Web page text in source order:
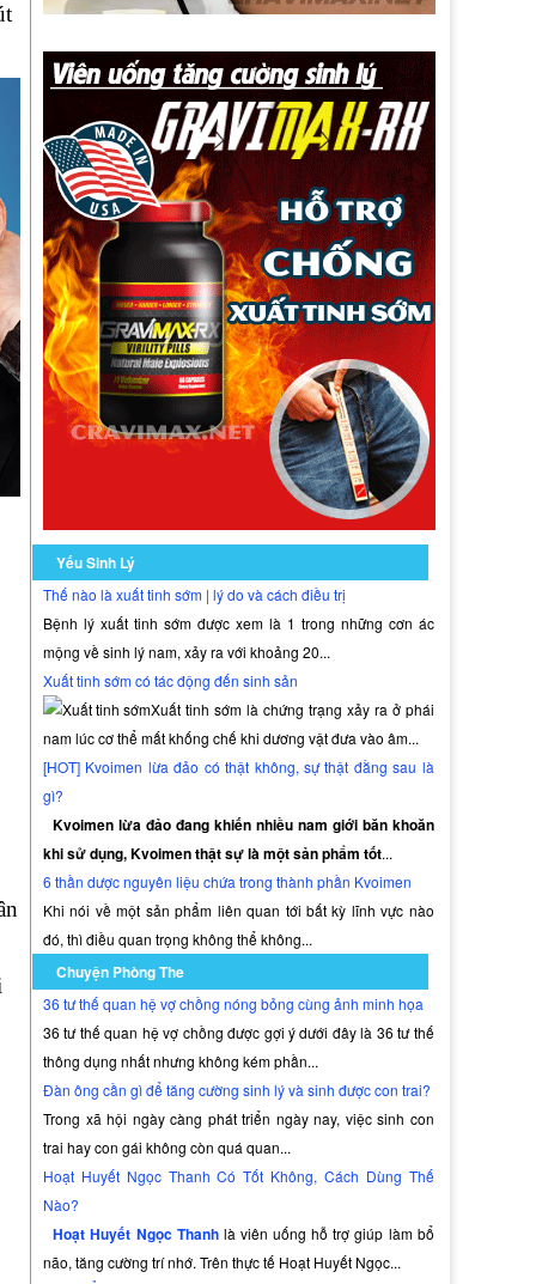
Yếu Sinh Lý
Thế nào là xuất tinh sớm | lý do và cách điều trị
Bệnh lý xuất tinh sớm được xem là 1 trong những cơn ác
mộng về sinh lý nam, xảy ra với khoảng 20...
Xuất tinh sớm có tác động đến sinh sản
Xuất tinh sớm là chứng trạng xảy ra ở phái
nam lúc cơ thể mất khống chế khi dương vật đưa vào âm...
[HOT] Kvoimen lừa đảo có thật không, sự thật đằng sau là
gì?
Kvoimen lừa đảo đang khiến nhiều nam giới băn khoăn
khi sử dụng, Kvoimen thật sự là một sản phẩm tốt...
6 thần dược nguyên liệu chứa trong thành phần Kvoimen
Khi nói về một sản phẩm liên quan tới bất kỳ lĩnh vực nào
đó, thì điều quan trọng không thể không...
Chuyện Phòng The
36 tư thế quan hệ vợ chồng nóng bỏng cùng ảnh minh họa
36 tư thế quan hệ vợ chồng được gợi ý dưới đây là 36 tư thế
thông dụng nhất nhưng không kém phần...
Đàn ông cần gì để tăng cường sinh lý và sinh được con trai?
Trong xã hội ngày càng phát triển ngày nay, việc sinh con
trai hay con gái không còn quá quan...
Hoạt Huyết Ngọc Thanh Có Tốt Không, Cách Dùng Thế
Nào?
Hoạt Huyết Ngọc Thanhlà viên uống hỗ trợ giúp làm bổ
não, tăng cường trí nhớ. Trên thực tế Hoạt Huyết Ngọc...